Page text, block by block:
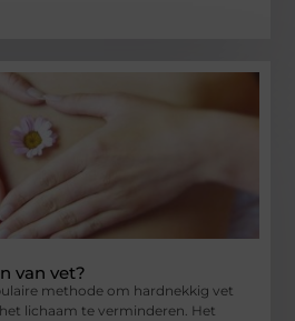
van vet?
methode om hardnekkig vet
lichaam te verminderen. Het